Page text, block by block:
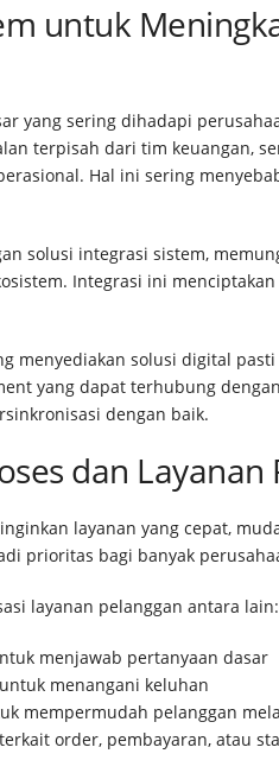
untuk
yang sering dihadapi
terpisah dari tim keuangan,
Hal ini sering
solusi integrasi sistem,
Integrasi ini
menyediakan solusi digital
yang dapat terhubung
dengan baik.
dan Layanan
layanan yang cepat,
prioritas bagi banyak
layanan pelanggan antara lain:
menjawab pertanyaan dasar
menangani keluhan
mempermudah pelanggan
order, pembayaran, atau